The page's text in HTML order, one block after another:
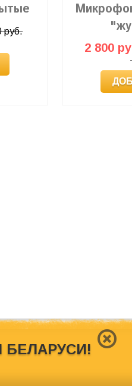
БЕЛАРУСИ!
руб.
2 800
сайт носит исключительно